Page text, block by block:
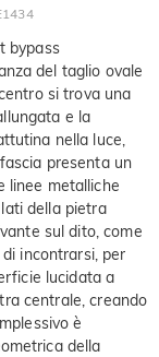
bypass
del taglio ovale
si trova una
e la
nella luce,
presenta un
linee metalliche
della pietra
sul dito, come
incontrarsi, per
lucidata a
centrale, creando
è
della